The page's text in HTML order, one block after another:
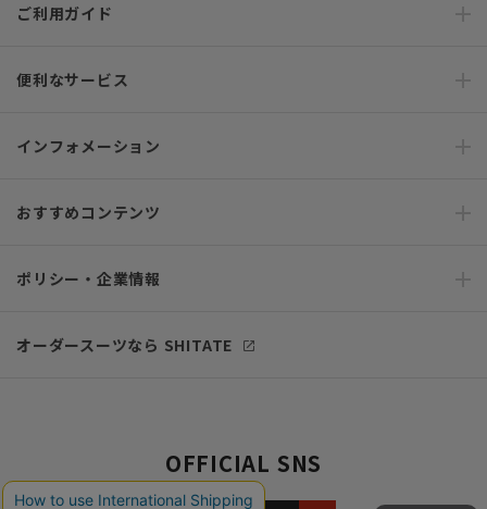
ご利用ガイド
便利なサービス
インフォメーション
おすすめコンテンツ
ポリシー・企業情報
オーダースーツなら SHITATE
OFFICIAL SNS